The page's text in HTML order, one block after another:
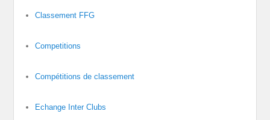
Classement FFG
Competitions
Compétitions de classement
Echange Inter Clubs